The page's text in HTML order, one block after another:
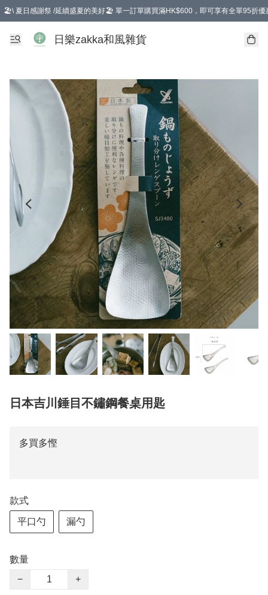
🏖️\ 夏日感謝祭 /延續盛夏的美好🏖️ 單一訂單購買滿HK$600，即可享有全單95折優
選擇GoGoX住宅/工商地址配送，單一訂單消費購物滿HK$680(折扣後），可享有
日樂zakka和風雜貨
日本吉川錘目不鏽鋼餐桌用匙
多買多慳
款式
平口勺 漏勺
數量
−
+